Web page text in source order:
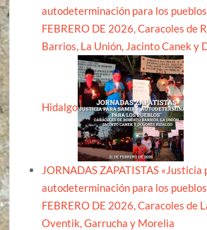
autodeterminación para los
FEBRERO DE 2026, Caracoles de
Barrios, La Unión, Jacinto Canek y
Hidalgo
JORNADAS ZAPATISTAS «Justicia
autodeterminación para los
FEBRERO DE 2026, Caracoles de
Oventik, Garrucha y Morelia